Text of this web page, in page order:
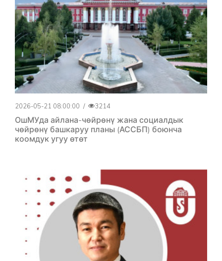
2026-05-21 08:00:00 / 3214
ОшМУда айлана-чөйрөнү жана социалдык
чөйрөнү башкаруу планы (АССБП) боюнча
коомдук угуу өтөт